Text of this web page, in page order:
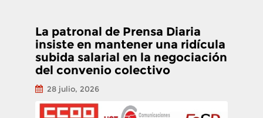
La patronal de Prensa Diaria
insiste en mantener una ridícula
subida salarial en la negociación
del convenio colectivo
28 julio, 2026